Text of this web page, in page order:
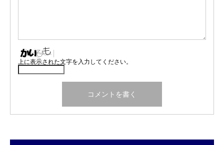
上に表示された文字を入力してください。